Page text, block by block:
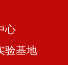
心
验基地